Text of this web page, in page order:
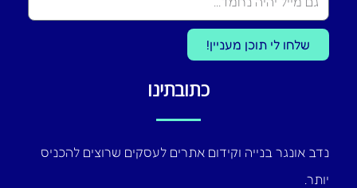
כתובתינו
נדב אונגר בנייה וקידום אתרים לעסקים שרוצים להכניס
יותר.
שלחו לי תוכן מעניין!